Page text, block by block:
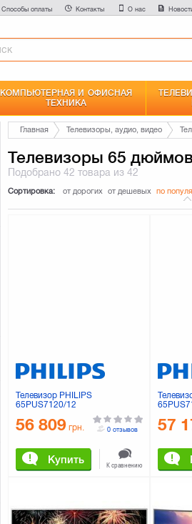
Способы оплаты Контакты О нас
КОМПЬЮТЕРНАЯ И ОФИСНАЯ
ТЕХНИКА
Главная Телевизоры, аудио, видео
Телевизоры 65
Подобрано42 товара из 42
Сортировка: от дорогих от дешевых по
Телевизор PHILIPS
65PUS7120/12
56 809 грн.
Купить
0 отзывов
К сравнению
57